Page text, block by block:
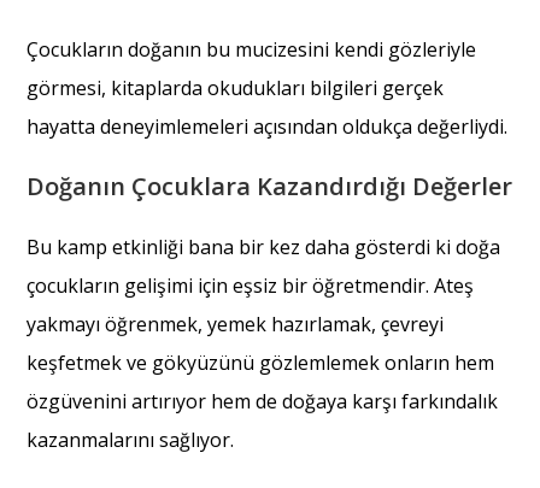
Çocukların doğanın bu mucizesini kendi gözleriyle
görmesi, kitaplarda okudukları bilgileri gerçek
hayatta deneyimlemeleri açısından oldukça değerliydi.
Doğanın Çocuklara Kazandırdığı Değerler
Bu kamp etkinliği bana bir kez daha gösterdi ki doğa
çocukların gelişimi için eşsiz bir öğretmendir. Ateş
yakmayı öğrenmek, yemek hazırlamak, çevreyi
keşfetmek ve gökyüzünü gözlemlemek onların hem
özgüvenini artırıyor hem de doğaya karşı farkındalık
kazanmalarını sağlıyor.